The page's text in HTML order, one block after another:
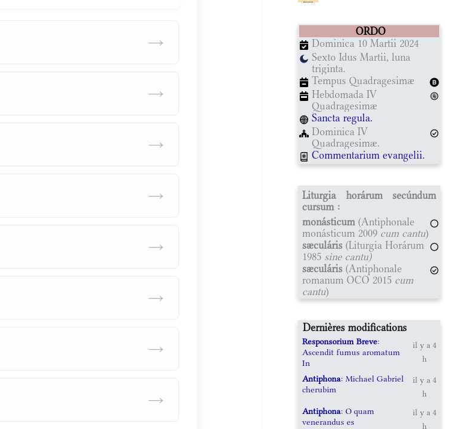
→
→
→
→
→
→
→
→
ORDO
Dominica 10 Martii 2024
Sexto Idus Martii, luna
triginta.
Tempus Quadragesimæ
Hebdomada IV
Quadragesimæ
Sancta regula.
Dominica IV
Quadragesimæ.
Commentarium evangelii.
Liturgia horárum secúndum
cursum :
monásticum (Antiphonale
monásticum 2009 cum cantu)
sæculáris (Liturgia Horárum
1985 sine cantu)
sæculáris (Antiphonale
romanum OCO 2015 cum
cantu)
Dernières modifications
Responsorium Breve:
Ascendit fumus aromatum
In
il y a 4
h
Antiphona: Michael Gabriel
cherubim
il y a 4
h
Antiphona: O quam
venerandus es
il y a 4
h